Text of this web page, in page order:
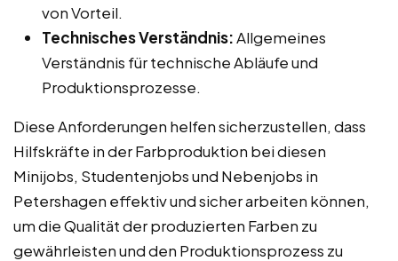
von Vorteil.
Technisches Verständnis:Allgemeines
Verständnis für technische Abläufe und
Produktionsprozesse.
Diese Anforderungen helfen sicherzustellen, dass
Hilfskräfte in der Farbproduktion bei diesen
Minijobs, Studentenjobs und Nebenjobs in
Petershagen effektiv und sicher arbeiten können,
um die Qualität der produzierten Farben zu
gewährleisten und den Produktionsprozess zu